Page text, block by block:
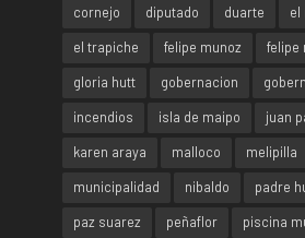
cornejo
diputado duarte
el
el trapiche
felipe munoz
felipe
gloria hutt
gobernacion
incendios
isla de maipo
juan
karen araya
malloco melipilla
municipalidad
nibaldo
padre
paz suarez
peñaflor piscina